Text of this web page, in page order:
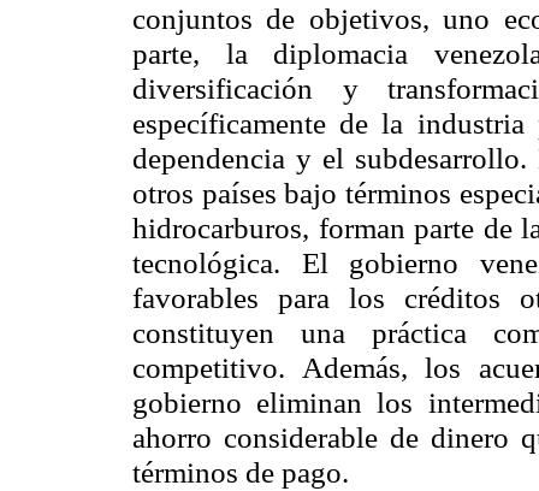
conjuntos de objetivos, uno
parte, la diplomacia
diversificación y
específicamente de la
dependencia y el
otros países bajo términos
hidrocarburos, forman parte de
tecnológica. El gobierno
favorables para los créditos
constituyen una práctica
competitivo. Además, los
gobierno eliminan los
ahorro considerable de dinero
términos de pago.